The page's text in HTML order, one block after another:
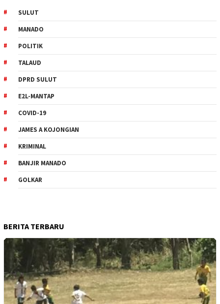
SULUT
MANADO
POLITIK
TALAUD
DPRD SULUT
E2L-MANTAP
COVID-19
JAMES A KOJONGIAN
KRIMINAL
BANJIR MANADO
GOLKAR
BERITA TERBARU